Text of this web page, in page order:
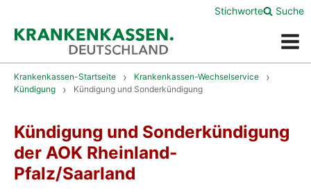
Menü
Stichworte Suche
Krankenkassen-Startseite
Krankenkassen-Wechselservice
Kündigung
Kündigung und Sonderkündigung
Kündigung und Sonderkündigung
der AOK Rheinland-
Pfalz/Saarland